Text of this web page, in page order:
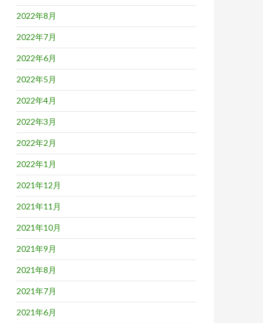
2022年8月
2022年7月
2022年6月
2022年5月
2022年4月
2022年3月
2022年2月
2022年1月
2021年12月
2021年11月
2021年10月
2021年9月
2021年8月
2021年7月
2021年6月